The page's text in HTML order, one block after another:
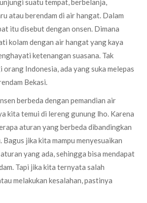
suatu tempat, berbelanja,
atau berendam di air hangat. Dalam
itu disebut dengan onsen. Dimana
kolam dengan air hangat yang kaya
ketenangan suasana. Tak
Indonesia, ada yang suka melepas
Bekasi.
berbeda dengan pemandian air
kita temui di lereng gunung lho. Karena
aturan yang berbeda dibandingkan
Bagus jika kita mampu menyesuaikan
yang ada, sehingga bisa mendapat
Tapi jika kita ternyata salah
melakukan kesalahan, pastinya